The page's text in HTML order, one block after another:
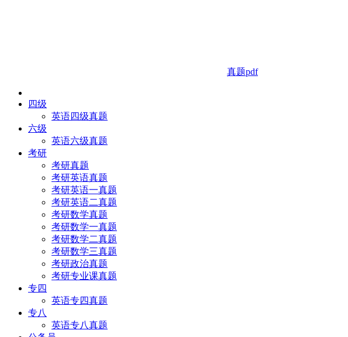
真题pdf
四级
英语四级真题
六级
英语六级真题
考研
考研真题
考研英语真题
考研英语一真题
考研英语二真题
考研数学真题
考研数学一真题
考研数学二真题
考研数学三真题
考研政治真题
考研专业课真题
专四
英语专四真题
专八
英语专八真题